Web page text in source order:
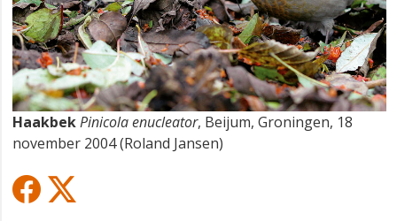
HaakbekPinicola enucleator, Beijum, Groningen, 18
november 2004 (Roland Jansen)